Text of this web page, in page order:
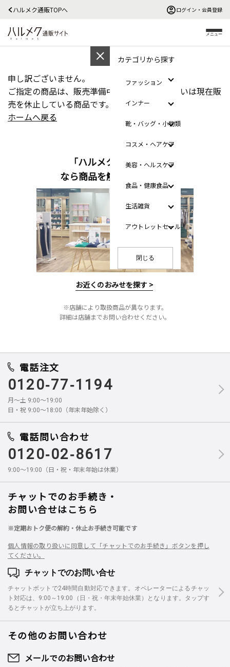
ハルメク通販TOPへ ログイン・会員登録
メニュー
カテゴリから探す
ファッション
インナー
靴・バッグ・小物類
コスメ・ヘアケア
美容・ヘルスケア
食品・健康食品
生活雑貨
アウトレットセール
閉じる
申し訳ございません。
ご指定の商品は、販売準備中、販売終了、あるいは現在販
売を休止している商品です。
ホームへ戻る
「ハルメクのおみせ」
なら商品を触って選べます
お近くのおみせを探す >
※店舗により取扱商品が異なります。
詳細は店舗までお問い合わせください。
電話注文
0120-77-1194
月～土 9:00～19:00
日・祝 9:00～18:00（年末年始除く）
電話問い合わせ
0120-02-8617
9:00～19:00（日・祝・年末年始は休業）
チャットでのお手続き・
お問い合せはこちら
※定期おトク便の解約・休止お手続き可能です
個人情報の取り扱いに同意して「チャットでのお手続き」ボタンを押し
てください。
チャットでのお問い合せ
チャットボットで24時間自動対応できます。オペレーターによるチャッ
ト対応は、9:00～19:00（日・祝・年末年始休業）となります。タップす
るとチャットが立ち上がります。
その他のお問い合わせ
メールでのお問い合わせ